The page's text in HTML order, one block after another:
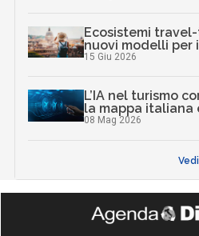
Ecosistemi
nuovi modelli per
15 Giu 2026
L’IA nel turismo
la mappa italiana
08 Mag 2026